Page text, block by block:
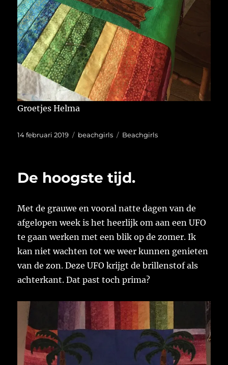
Groetjes Helma
Geplaatst
14 februari 2019 Categorieën
beachgirls Tags
Beachgirls
De hoogste tijd.
Met de grauwe en vooral natte dagen van de
afgelopen week is het heerlijk om aan een UFO
te gaan werken met een blik op de zomer. Ik
kan niet wachten tot we weer kunnen genieten
van de zon. Deze UFO krijgt de brillenstof als
achterkant. Dat past toch prima?